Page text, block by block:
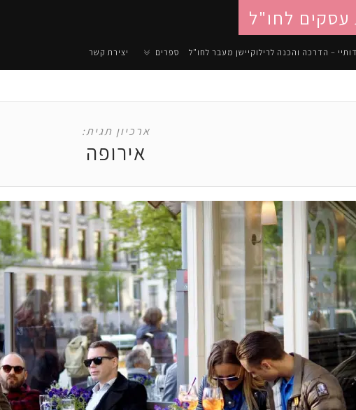
עסקים לחו"ל
– הדרכה והכנה לרילוקיישן מעבר לחו"ל ספרים יצירת קשר
ארכיון תגית:
אירופה